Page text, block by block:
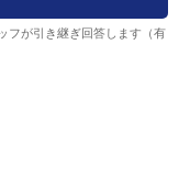
フが引き継ぎ回答します（有